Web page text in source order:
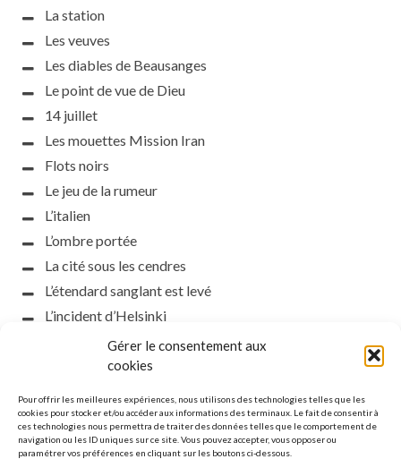
Gérer le consentement aux
cookies
Pour offrir les meilleures expériences, nous utilisons des technologies telles que les
cookies pour stocker et/ou accéder aux informations des terminaux. Le fait de consentir à
ces technologies nous permettra de traiter des données telles que le comportement de
navigation ou les ID uniques sur ce site. Vous pouvez accepter, vous opposer ou
paramétrer vos préférences en cliquant sur les boutons ci-dessous.
La station
Les veuves
Les diables de Beausanges
Le point de vue de Dieu
14 juillet
Les mouettes Mission Iran
Flots noirs
Le jeu de la rumeur
L’italien
L’ombre portée
La cité sous les cendres
L’étendard sanglant est levé
L’incident d’Helsinki
la petite fasciste
Toutes les nuances de la nuit
Que s’obscurcissent le soleil et la lumière
Le silence